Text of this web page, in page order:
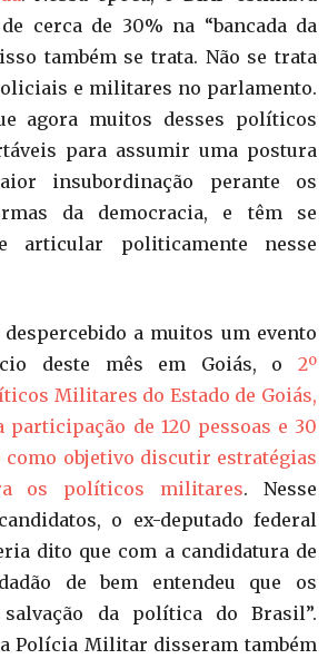
cerca de 30% na “bancada da
também se trata. Não se trata
e militares no parlamento.
agora muitos desses políticos
para assumir uma postura
insubordinação perante os
da democracia, e têm se
articular politicamente nesse
despercebido a muitos um evento
deste mês em Goiás, o 2º
Militares do Estado de Goiás,
participação de 120 pessoas e 30
como objetivo discutir estratégias
os políticos militares. Nesse
o ex-deputado federal
dito que com a candidatura de
de bem entendeu que os
da política do Brasil”.
Polícia Militar disseram também